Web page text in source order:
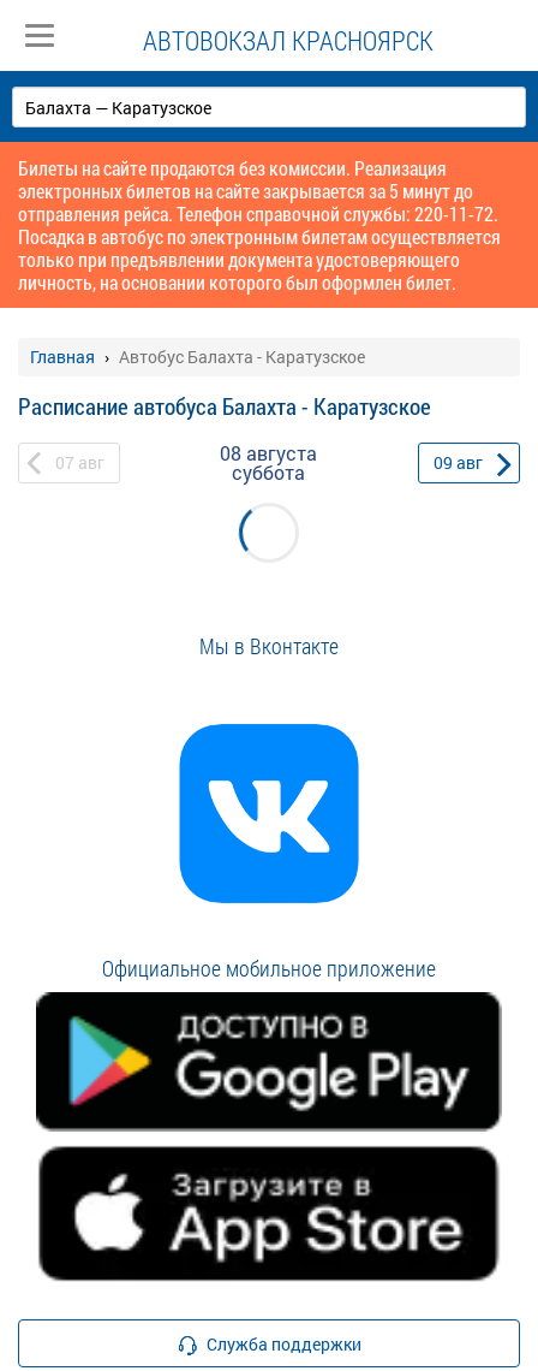
АВТОВОКЗАЛ КРАСНОЯРСК
Билеты на сайте продаются без комиссии. Реализация
электронных билетов на сайте закрывается за 5 минут до
отправления рейса. Телефон справочной службы: 220-11-72.
Посадка в автобус по электронным билетам осуществляется
только при предъявлении документа удостоверяющего
личность, на основании которого был оформлен билет.
Главная Автобус Балахта - Каратузское
Расписание автобуса Балахта - Каратузское
07 авг 08 августа
суббота 09 авг
Мы в Вконтакте
Официальное мобильное приложение
Служба поддержки